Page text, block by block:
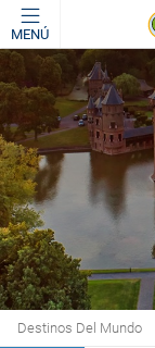
MENÚ
Destinos Del Mundo